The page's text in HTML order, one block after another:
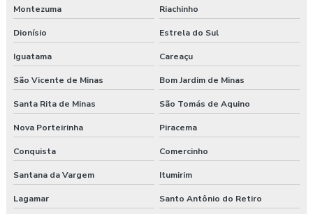
Montezuma Riachinho
Dionísio Estrela do Sul
Iguatama Careaçu
São Vicente de Minas Bom Jardim de Minas
Santa Rita de Minas São Tomás de Aquino
Nova Porteirinha Piracema
Conquista Comercinho
Santana da Vargem Itumirim
Lagamar Santo Antônio do Retiro